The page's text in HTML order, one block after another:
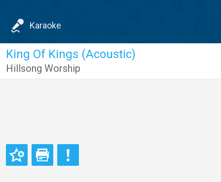
Karaoke
King Of Kings (Acoustic)
Hillsong Worship